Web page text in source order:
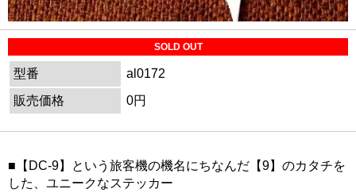
SOLD OUT
型番
al0172
販売価格
0円
■【DC-9】という旅客機の機名にちなんだ【9】のカタチを
した、ユニークなステッカー